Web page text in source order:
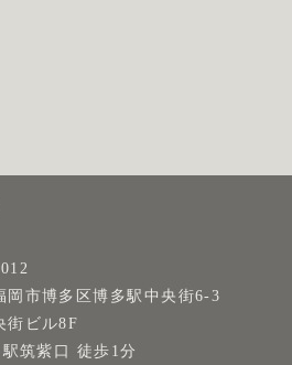
岡市博多区博多駅中央街6-3
街ビル8F
筑紫口 徒歩1分